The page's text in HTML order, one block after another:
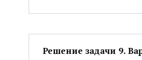
Решение задачи 9.